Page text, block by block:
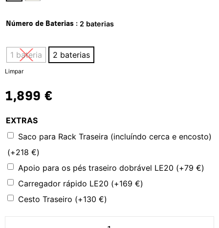
Número de Baterias : 2 baterias
1 bateria 2 baterias
Limpar
1,899 €
EXTRAS
Saco para Rack Traseira (incluíndo cerca e encosto)
(+218 €)
Apoio para os pés traseiro dobrável LE20 (+79 €)
Carregador rápido LE20 (+169 €)
Cesto Traseiro (+130 €)